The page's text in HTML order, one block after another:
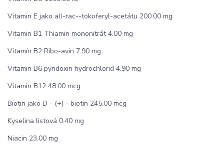
Vitamin E jako all-rac-­-tokoferyl-acetátu 200.00 mg
Vitamin B1 Thiamin mononitrát 4.00 mg
Vitamín B2 Ribo-avin 7.90 mg
Vitamin B6 pyridoxin hydrochlorid 4.90 mg
Vitamin B12 48.00 mcg
Biotin jako D - (+) - biotin 245.00 mcg
Kyselina listová 0.40 mg
Niacin 23.00 mg